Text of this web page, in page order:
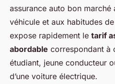
assurance auto bon
véhicule et aux habitudes
expose rapidement le tarif
abordable correspondant à
étudiant, jeune conducteur
d’une voiture électrique.